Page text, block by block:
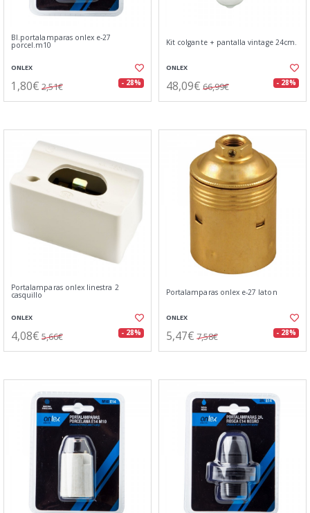
Bl.portalamparas onlex e-27
porcel.m10
ONLEX
1,80€ 2,51€ - 28%
Kit colgante + pantalla vintage 24cm.
ONLEX
48,09€ 66,99€ - 28%
Portalamparas onlex linestra 2
casquillo
ONLEX
4,08€ 5,66€ - 28%
Portalamparas onlex e-27 laton
ONLEX
5,47€ 7,58€ - 28%